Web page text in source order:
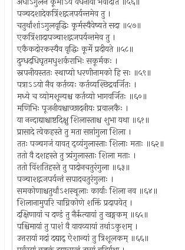
पञ्चदशादेकत्रिंशद्गजपर्यन्तमेव तु ।
चतुर्थांशांऽगुलवृद्धिः कूर्मस्यैवेष्यते सदा ॥५७॥
एकत्रिंशादापञ्चाशद्गजपर्यन्तमेव तु ।
एकैकदोरकस्यैव वृद्धिः कूर्मे प्रदीयते ॥५८॥
दुग्धदधिघृतमधुशर्कराभिः सकूर्मकः ।
स्नपनीयस्ततः स्थाप्यो धरणीनामको हि सः ॥५९॥
पत्राऽऽयो नैव कर्तव्यः कर्तव्यश्छिद्रवर्जितः ।
मध्ये च व्योमशून्यश्च कर्तव्यो भागवर्जितः ॥६०॥
मणिभिः पूजनीयश्चाच्छादनीयः प्रवालकैः ।
या नन्दाद्याश्चाष्टदिक्षु शिलास्ताश्च शुभा यथा ॥६१॥
प्रासादे त्वेकहस्ते तु मता सप्तांगुला शिला ।
ततः पञ्चगजं यावत् द्व्यंगुलास्ताः शिलाः मताः ॥६२॥
ततो वै दशहस्ते तु त्र्यंगुलास्ताः शिला मताः ।
ततो विंशतिहस्ते तु पादोनचतुरंगुला ॥६३॥
पञ्चाशद्गजपर्यन्तं सपादचतुरंगुलाः ।
समकोणाश्चतुर्थांऽशस्थूलाः कार्याः शिला नव ॥६४॥
शिलानामुपरि चाग्निकोणे शक्तिं प्रदापयेत् ।
दक्षिणायां च दण्डं तु नैर्ऋत्यायां तु खङ्गकम् ॥६५॥
पश्चिमायां तु पाशं वै वायव्यायां तथांऽकुशम् ।
उत्तरायां गदां दद्याद् ऐशान्यां तु त्रिशूलकम् ॥६६॥